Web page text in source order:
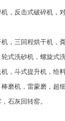
，反击式破碎机，
，三回程烘干机，
式洗砂机，螺旋式洗
，斗式提升机，给料
磨机，雷蒙磨，超细
石灰回转窑。